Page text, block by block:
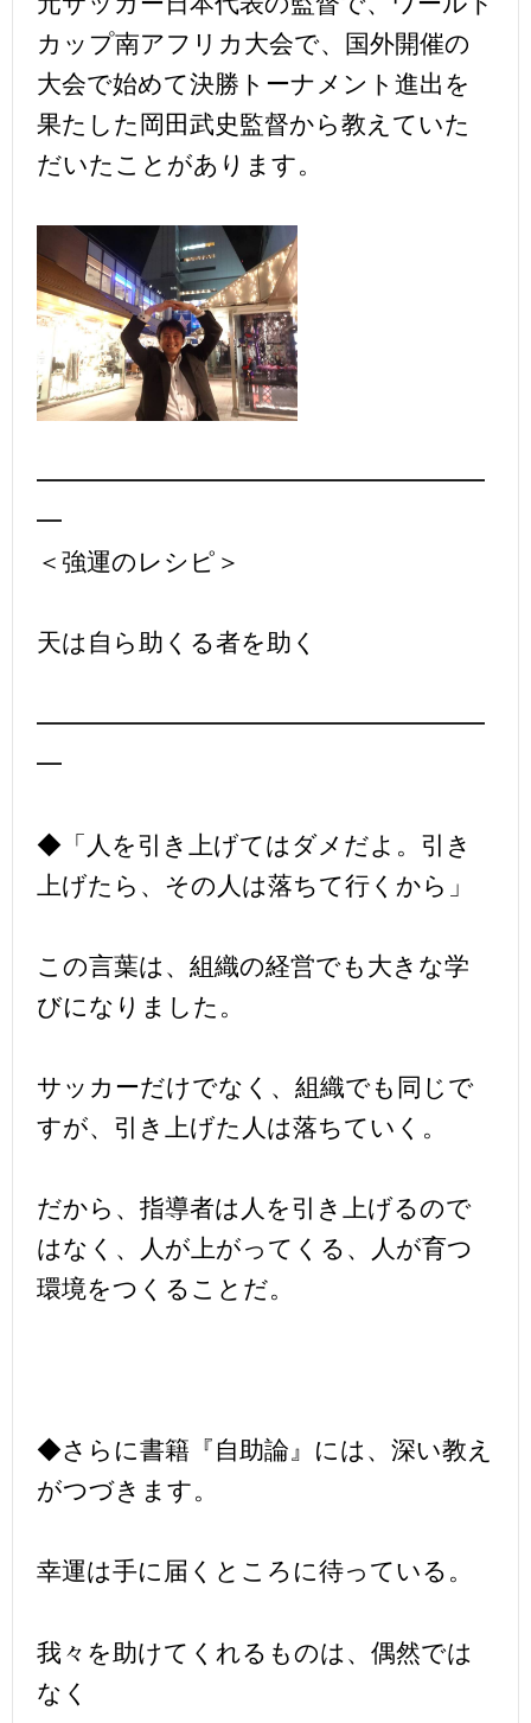
カップ南アフリカ大会で、国外開催の
大会で始めて決勝トーナメント進出を
果たした岡田武史監督から教えていた
だいたことがあります。
━━━━━━━━━━━━━━━━━━
━
＜強運のレシピ＞
天は自ら助くる者を助く
━━━━━━━━━━━━━━━━━━
━
◆「人を引き上げてはダメだよ。引き
上げたら、その人は落ちて行くから」
この言葉は、組織の経営でも大きな学
びになりました。
サッカーだけでなく、組織でも同じで
すが、引き上げた人は落ちていく。
だから、指導者は人を引き上げるので
はなく、人が上がってくる、人が育つ
環境をつくることだ。
◆さらに書籍『自助論』には、深い教え
がつづきます。
幸運は手に届くところに待っている。
我々を助けてくれるものは、偶然では
なく